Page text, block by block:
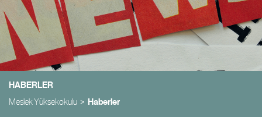
HABERLER
Meslek Yüksekokulu Haberler